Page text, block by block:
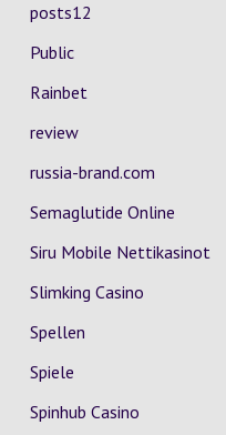
posts12
Public
Rainbet
review
russia-brand.com
Semaglutide Online
Siru Mobile Nettikasinot
Slimking Casino
Spellen
Spiele
Spinhub Casino